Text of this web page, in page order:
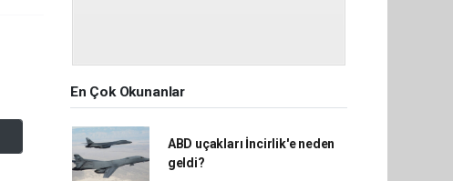
En Çok Okunanlar
ABD uçakları İncirlik'e neden
geldi?